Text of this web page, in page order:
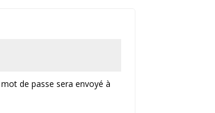
de passe sera envoyé à